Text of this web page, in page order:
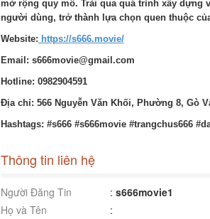
mở rộng quy mô. Trải qua quá trình xây dựng
người dùng, trở thành lựa chọn quen thuộc
Website: https://s666.movie/
Email: s666movie@gmail.com
Hotline: 0982904591
Địa chỉ: 566 Nguyễn Văn Khối, Phường 8, Gò
Hashtags: #s666 #s666movie #trangchus666
Thông tin liên hệ
Người Đăng Tin : s666movie1
Họ và Tên
: